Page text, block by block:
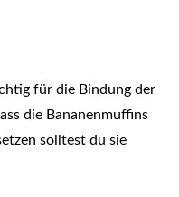
für die Bindung der
die Bananenmuffins
solltest du sie